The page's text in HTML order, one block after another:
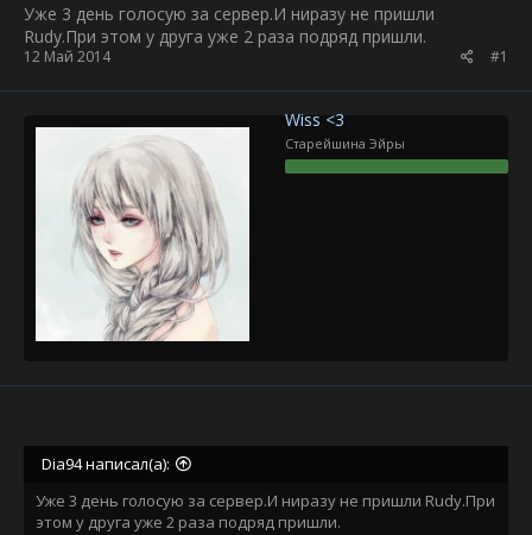
Уже 3 день голосую за сервер.И ниразу не пришли
Rudy.При этом у друга уже 2 раза подряд пришли.
12 Май 2014 #1
Wiss <3
Старейшина Эйры
Dia94 написал(а):
Уже 3 день голосую за сервер.И ниразу не пришли Rudy.При
этом у друга уже 2 раза подряд пришли.